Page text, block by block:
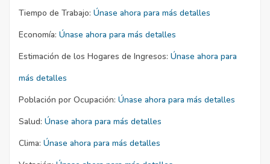
Tiempo de Trabajo: Únase ahora para más detalles
Economía: Únase ahora para más detalles
Estimación de los Hogares de Ingresos: Únase ahora para
más detalles
Población por Ocupación: Únase ahora para más detalles
Salud: Únase ahora para más detalles
Clima: Únase ahora para más detalles